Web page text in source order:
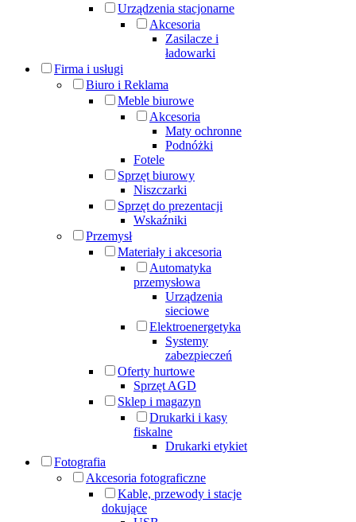
Urządzenia stacjonarne
Akcesoria
Zasilacze i
ładowarki
Firma i usługi
Biuro i Reklama
Meble biurowe
Akcesoria
Maty ochronne
Podnóżki
Fotele
Sprzęt biurowy
Niszczarki
Sprzęt do prezentacji
Wskaźniki
Przemysł
Materiały i akcesoria
Automatyka
przemysłowa
Urządzenia
sieciowe
Elektroenergetyka
Systemy
zabezpieczeń
Oferty hurtowe
Sprzęt AGD
Sklep i magazyn
Drukarki i kasy
fiskalne
Drukarki etykiet
Fotografia
Akcesoria fotograficzne
Kable, przewody i stacje
dokujące